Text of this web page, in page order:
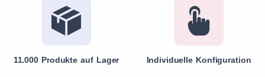
11.000 Produkte auf Lager Individuelle Konfiguration